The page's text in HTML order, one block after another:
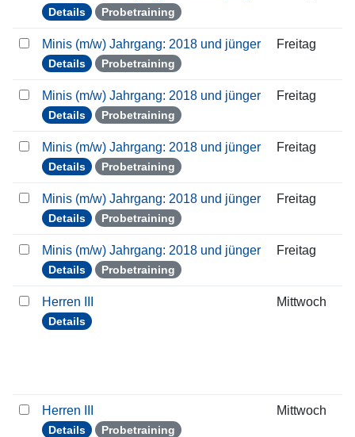
Details Probetraining
Minis (m/w) Jahrgang: 2018 und jünger
Details Probetraining
Freitag
Minis (m/w) Jahrgang: 2018 und jünger
Details Probetraining
Freitag
Minis (m/w) Jahrgang: 2018 und jünger
Details Probetraining
Freitag
Minis (m/w) Jahrgang: 2018 und jünger
Details Probetraining
Freitag
Minis (m/w) Jahrgang: 2018 und jünger
Details Probetraining
Freitag
Herren III
Details
Mittwoch
Herren III
Details Probetraining
Mittwoch